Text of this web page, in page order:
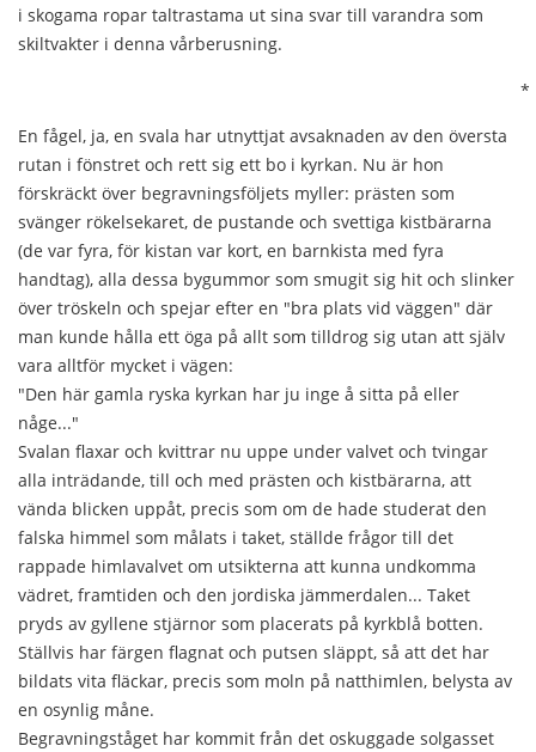
i skogama ropar taltrastama ut sina svar till varandra som
skiltvakter i denna vårberusning.
*
En fågel, ja, en svala har utnyttjat avsaknaden av den översta
rutan i fönstret och rett sig ett bo i kyrkan. Nu är hon
förskräckt över begravningsföljets myller: prästen som
svänger rökelsekaret, de pustande och svettiga kistbärarna
(de var fyra, för kistan var kort, en barnkista med fyra
handtag), alla dessa bygummor som smugit sig hit och slinker
över tröskeln och spejar efter en "bra plats vid väggen" där
man kunde hålla ett öga på allt som tilldrog sig utan att själv
vara alltför mycket i vägen:
"Den här gamla ryska kyrkan har ju inge å sitta på eller
någe..."
Svalan flaxar och kvittrar nu uppe under valvet och tvingar
alla inträdande, till och med prästen och kistbärarna, att
vända blicken uppåt, precis som om de hade studerat den
falska himmel som målats i taket, ställde frågor till det
rappade himlavalvet om utsikterna att kunna undkomma
vädret, framtiden och den jordiska jämmerdalen... Taket
pryds av gyllene stjärnor som placerats på kyrkblå botten.
Ställvis har färgen flagnat och putsen släppt, så att det har
bildats vita fläckar, precis som moln på natthimlen, belysta av
en osynlig måne.
Begravningståget har kommit från det oskuggade solgasset